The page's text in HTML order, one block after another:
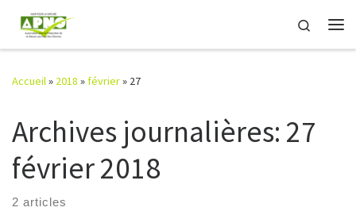
Passer au contenu
Search
Accueil» 2018 »février» 27
Archives journalières: 27
février 2018
2 articles